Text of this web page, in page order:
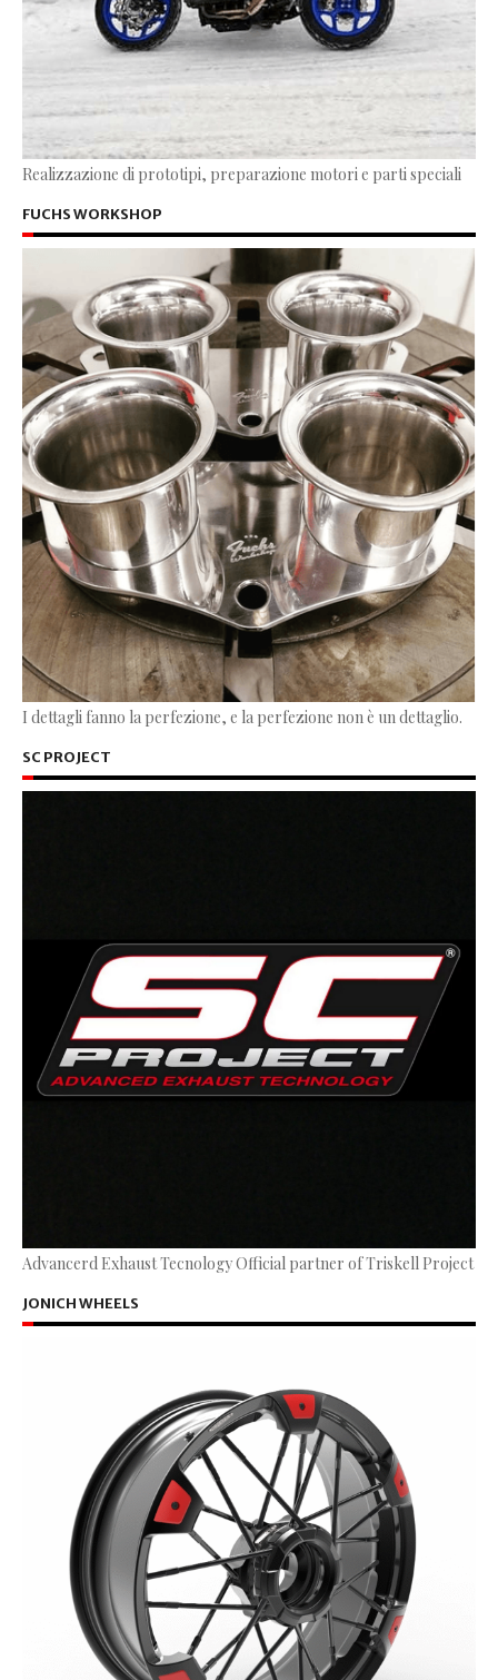
Realizzazione di prototipi, preparazione motori e parti speciali
FUCHS WORKSHOP
I dettagli fanno la perfezione, e la perfezione non è un dettaglio.
SC PROJECT
Advancerd Exhaust Tecnology Official partner of Triskell Project
JONICH WHEELS